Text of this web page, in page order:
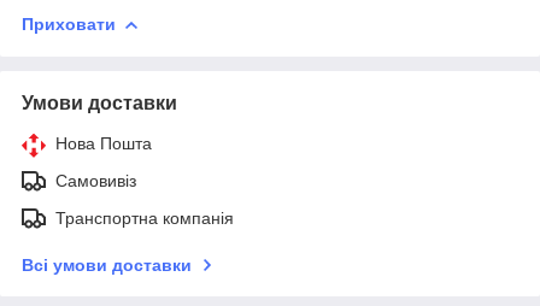
Приховати
Умови доставки
Нова Пошта
Самовивіз
Транспортна компанія
Всі умови доставки